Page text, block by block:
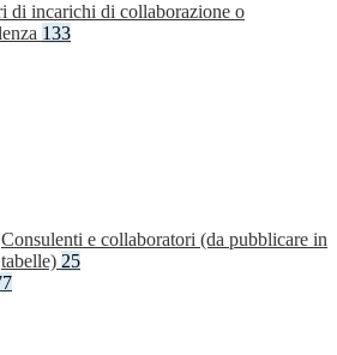
di incarichi di collaborazione o
133
Consulenti e collaboratori (da pubblicare in
tabelle) 25